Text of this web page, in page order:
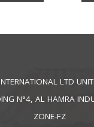
LTD
N°4, AL HAMRA
ZONE-FZ